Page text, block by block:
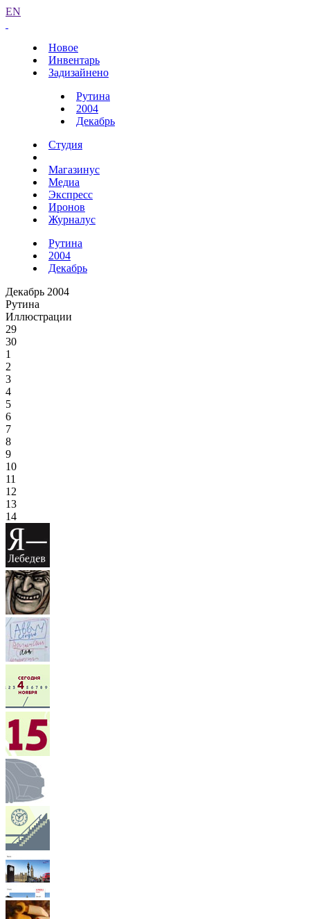
EN
Новое
Инвентарь
Задизайнено
Рутина
2004
Декабрь
Студия
Магазинус
Медиа
Экспресс
Иронов
Журналус
Рутина
2004
Декабрь
Декабрь 2004
Рутина
Иллюстрации
29
30
1
2
3
4
5
6
7
8
9
10
11
12
13
14